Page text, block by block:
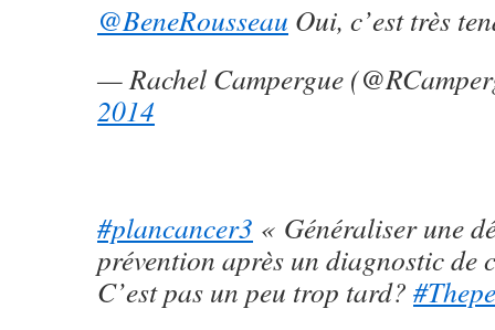
@BeneRousseau Oui, c’est très
— Rachel Campergue
2014
#plancancer3 « Généraliser une
prévention après un diagnostic
C’est pas un peu trop tard?